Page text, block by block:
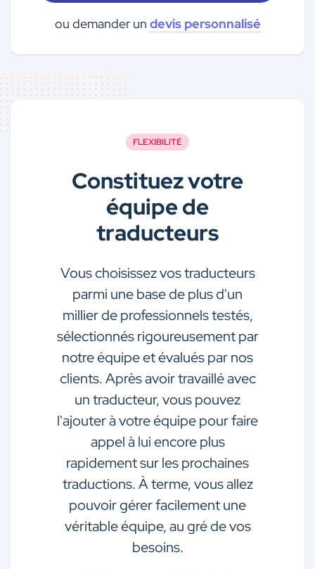
ou demander un devis personnalisé
FLEXIBILITÉ
Constituez votre
équipe de
traducteurs
Vous choisissez vos traducteurs
parmi une base de plus d'un
millier de professionnels testés,
sélectionnés rigoureusement par
notre équipe et évalués par nos
clients. Après avoir travaillé avec
un traducteur, vous pouvez
l'ajouter à votre équipe pour faire
appel à lui encore plus
rapidement sur les prochaines
traductions. À terme, vous allez
pouvoir gérer facilement une
véritable équipe, au gré de vos
besoins.